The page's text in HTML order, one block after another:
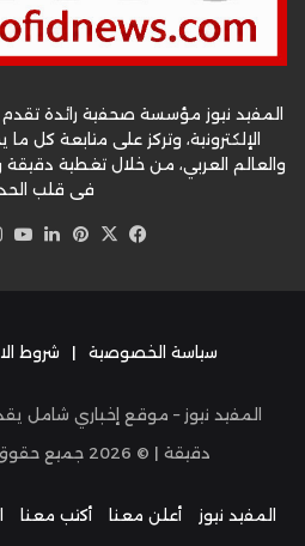
المفيد نيوز مؤسسة صحفية رائدة تقدم
الإلكترونية، وتركز على متابعة
والعالم العربي، من خلال تغطية
في قلب
فيسبوك
‫X
سياسة الخصوصية | شروط
المفيد نيوز – موقع إخباري شامل
دقيقة | © 2026 جميع
المفيد نيوز أعلن معنا أكتب معنا